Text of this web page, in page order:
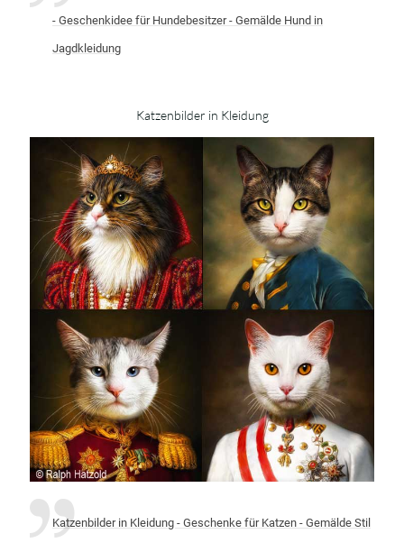
- Geschenkidee für Hundebesitzer - Gemälde Hund in
Jagdkleidung
Katzenbilder in Kleidung
Katzenbilder in Kleidung - Geschenke für Katzen - Gemälde Stil